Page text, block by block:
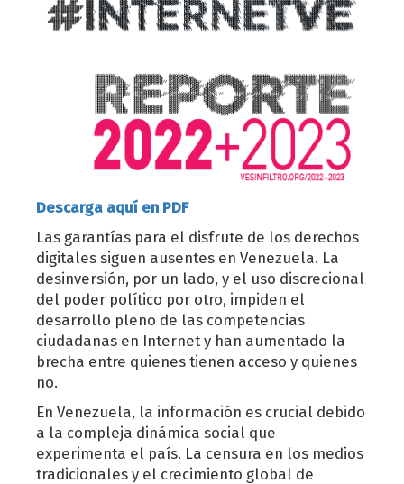
Descarga aquí en PDF
Las garantías para el disfrute de los derechos
digitales siguen ausentes en Venezuela. La
desinversión, por un lado, y el uso discrecional
del poder político por otro, impiden el
desarrollo pleno de las competencias
ciudadanas en Internet y han aumentado la
brecha entre quienes tienen acceso y quienes
no.
En Venezuela, la información es crucial debido
a la compleja dinámica social que
experimenta el país. La censura en los medios
tradicionales y el crecimiento global de